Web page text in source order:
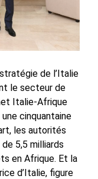
de l’Italie
le secteur de
Italie-Afrique
cinquantaine
les autorités
5,5 milliards
en Afrique. Et la
d’Italie, figure